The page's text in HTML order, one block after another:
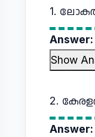
1.
Answer:
Show
2.
Answer: